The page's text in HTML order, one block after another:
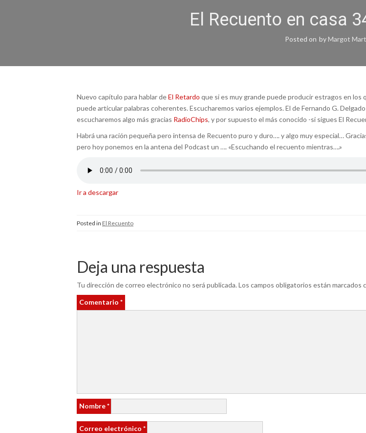
El Recuento en casa
Posted on byMargot
Nuevo capítulo para hablar deEl Retardo que si es muy grande puede producir estragos en los
puede articular palabras coherentes. Escucharemos varios ejemplos. El de Fernando G.
escucharemos algo más gracias RadioChips, y por supuesto el más conocido -si sigues El
Habrá una ración pequeña pero intensa de Recuento puro y duro…. y algo muy especial…
pero hoy ponemos en la antena del Podcast un …. «Escuchando el recuento mientras….»
Ir a descargar
Posted in El Recuento
Deja una respuesta
Tu dirección de correo electrónico no será publicada. Los campos obligatorios están marcados
Comentario *
Nombre*
Correo electrónico *